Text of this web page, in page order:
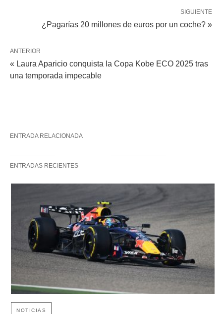
SIGUIENTE
¿Pagarías 20 millones de euros por un coche? »
ANTERIOR
« Laura Aparicio conquista la Copa Kobe ECO 2025 tras
una temporada impecable
ENTRADA RELACIONADA
ENTRADAS RECIENTES
NOTICIAS